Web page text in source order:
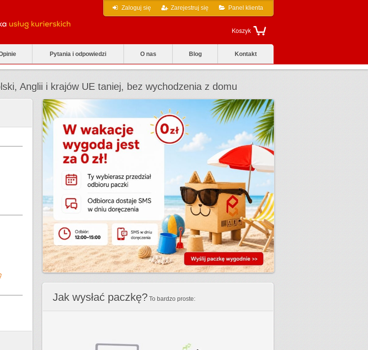
Zaloguj się Zarejestruj się Panel klienta
Koszyk
Pytania i odpowiedzi O nas Blog Kontakt
Anglii i krajów UE taniej, bez wychodzenia z domu
Jak wysłać paczkę? To bardzo proste: